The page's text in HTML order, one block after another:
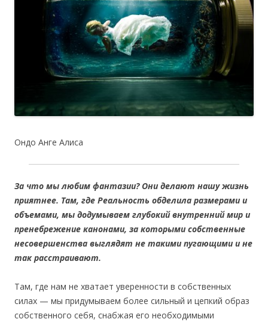
Ондо Анге Алиса
За что мы любим фантазии? Они делают нашу жизнь
приятнее. Там, где Реальность обделила размерами и
объемами, мы додумываем глубокий внутренний мир и
пренебрежение канонами, за которыми собственные
несовершенства выглядят не такими пугающими и не
так расстраивают.
Там, где нам не хватает уверенности в собственных
силах — мы придумываем более сильный и цепкий образ
собственного себя, снабжая его необходимыми